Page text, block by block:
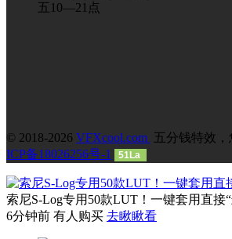
五10—21点
© 2018-2026 VFXcool.com 五分钱特效
ICP备18026256号-1
51La
索尼S-Log专用50款LUT！一键套用直接“
6分钟前 有人购买 去瞅瞅看